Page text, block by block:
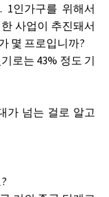
1인가구를 위해서
사업이 추진돼서
몇 프로입니까?
로는 43% 정도 기
가 넘는 걸로 알고